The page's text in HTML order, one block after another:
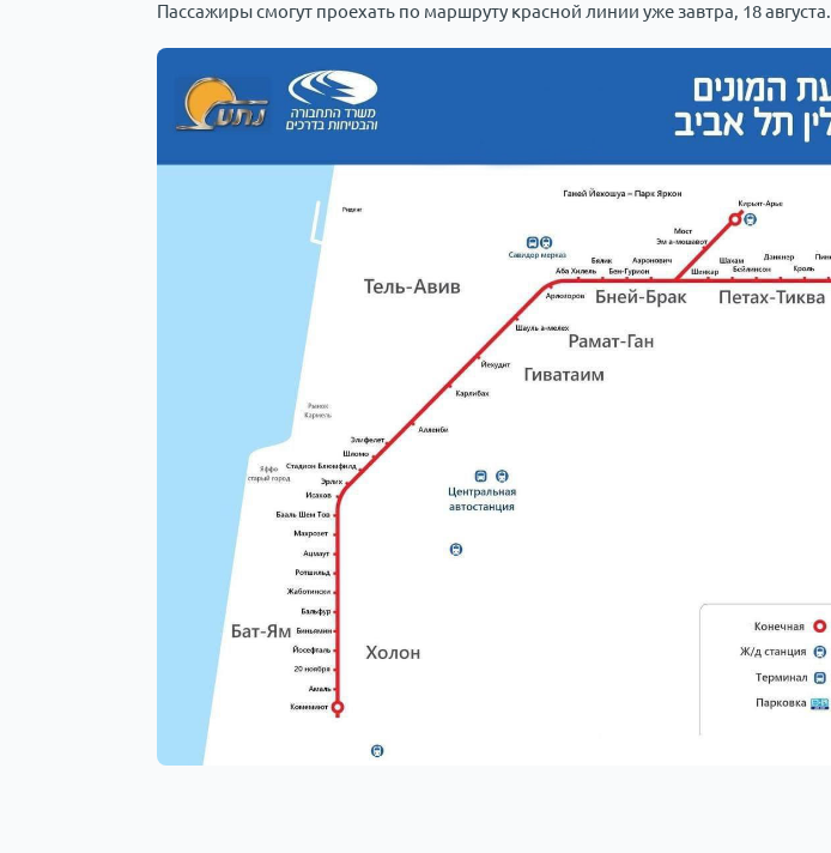
Пассажиры смогут проехать по маршруту красной линии уже завтра, 18 августа.